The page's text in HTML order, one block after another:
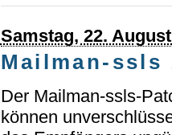
Samstag, 22.
Mailman-ssls
Der Mailman-ssls-
können